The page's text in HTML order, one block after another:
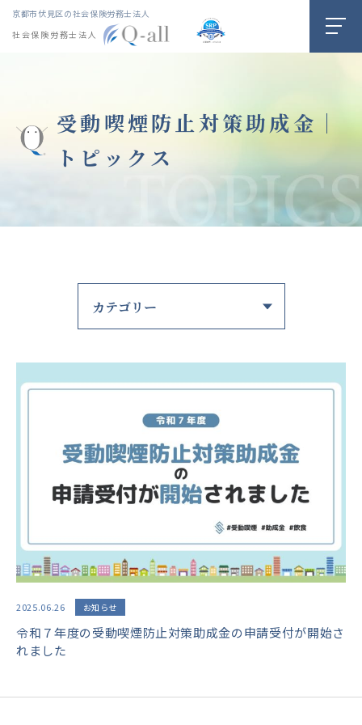
京都市伏見区の社会保険労務士法人
社会保険労務士法人
受動喫煙防止対策助成金｜
トピックス
2025.06.26 お知らせ
令和７年度の受動喫煙防止対策助成金の申請受付が開始さ
れました